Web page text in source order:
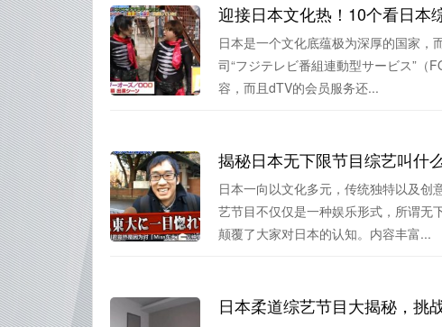
迎接日本文化热！10个看日本
日本是一个文化底蕴极为深厚的国家，
司“フジテレビ番組連動型サービス”（
容，而且dTV的会员服务还...
揭秘日本无下限节目综艺叫什
日本一向以文化多元，传统独特以及
艺节目不仅仅是一种娱乐形式，所谓无
颠覆了大家对日本的认知。内容丰富...
日本柔道综艺节目大揭秘，挑